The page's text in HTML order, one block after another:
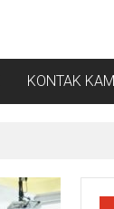
KONTAK